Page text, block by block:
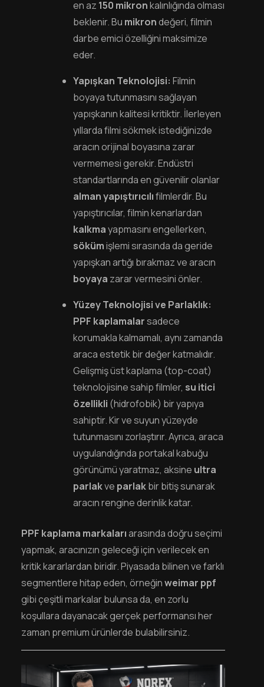
en az 150 mikronkalınlığında olması
beklenir. Bu mikrondeğeri, filmin
darbe emici özelliğini maksimize
eder.
Yapışkan Teknolojisi: Filmin
boyaya tutunmasını sağlayan
yapışkanın kalitesi kritiktir. İlerleyen
yıllarda filmi sökmek istediğinizde
aracın orijinal boyasına zarar
vermemesi gerekir. Endüstri
standartlarında en güvenilir olanlar
alman yapıştırıcılıfilmlerdir. Bu
yapıştırıcılar, filmin kenarlardan
kalkmayapmasını engellerken,
sökümişlemi sırasında da geride
yapışkan artığı bırakmaz ve aracın
boyaya zarar vermesini önler.
Yüzey Teknolojisi ve Parlaklık:
PPF kaplamalarsadece
korumakla kalmamalı, aynı zamanda
araca estetik bir değer katmalıdır.
Gelişmiş üst kaplama (top-coat)
teknolojisine sahip filmler, su itici
özellikli (hidrofobik) bir yapıya
sahiptir. Kir ve suyun yüzeyde
tutunmasını zorlaştırır. Ayrıca, araca
uygulandığında portakal kabuğu
görünümü yaratmaz, aksine ultra
parlakve parlakbir bitiş sunarak
aracın rengine derinlik katar.
PPF kaplama markalarıarasında doğru seçimi
yapmak, aracınızın geleceği için verilecek en
kritik kararlardan biridir. Piyasada bilinen ve farklı
segmentlere hitap eden, örneğinweimar ppf
gibi çeşitli markalar bulunsa da, en zorlu
koşullara dayanacak gerçek performansı her
zaman premium ürünlerde bulabilirsiniz.